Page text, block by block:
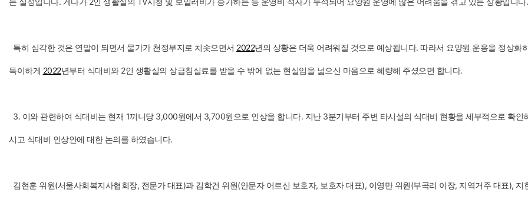
특히 심각한 것은 연말이 되면서 물가가 천정부지로 치솟으면서 2022년의 상황은 더욱 어려워질 것으로 예상됩니다. 따라서 요양원 운용을 정상
득이하게 2022년부터 식대비와 2인 생활실의 상급침실료를 받을 수 밖에 없는 현실임을 넓으신 마음으로 혜량해 주셨으면 합니다.
3. 이와 관련하여 식대비는 현재 1끼니당 3,000원에서 3,700원으로 인상을 합니다. 지난 3분기부터 주변 타시설의 식대비 현황을 세부적으로 확인
시고 식대비 인상안에 대한 논의를 하였습니다.
김현훈 위원(서울사회복지사협회장, 전문가 대표)과 김학건 위원(안문자 어르신 보호자, 보호자 대표), 이영만 위원(부곡리 이장, 지역거주 대표),